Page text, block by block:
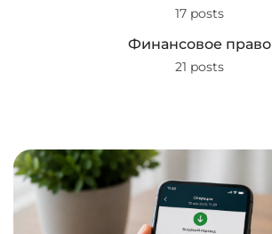
17 posts
Финансовое право
21 posts